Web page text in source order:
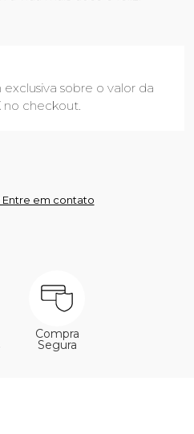
sobre o valor da
no checkout.
Entre em contato
Compra
Segura